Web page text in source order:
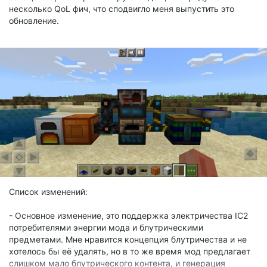
несколько QoL фич, что сподвигло меня выпустить это
обновление.
Список изменений:
- Основное изменение, это поддержка электричества IC2
потребителями энергии мода и блутрическими
предметами. Мне нравится концепция блутричества и не
хотелось бы её удалять, но в то же время мод предлагает
слишком мало блутрического контента, и генерация